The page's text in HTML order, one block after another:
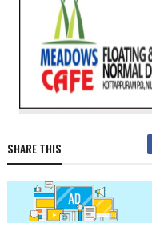
SHARE THIS